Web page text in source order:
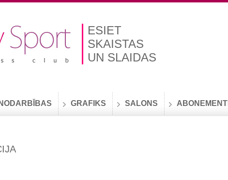
ESIET
SKAISTAS
UN SLAIDAS
NODARBĪBAS GRAFIKS SALONS ABONEMENTI